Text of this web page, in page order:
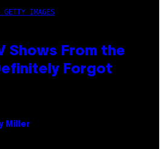
IMAGES
Shows From the
Forgot
Miller